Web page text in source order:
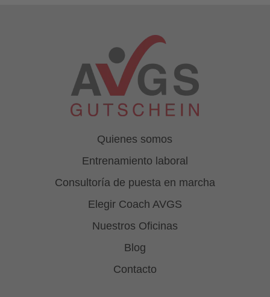
Quienes somos
Entrenamiento laboral
Consultoría de puesta en marcha
Elegir Coach AVGS
Nuestros Oficinas
Blog
Contacto